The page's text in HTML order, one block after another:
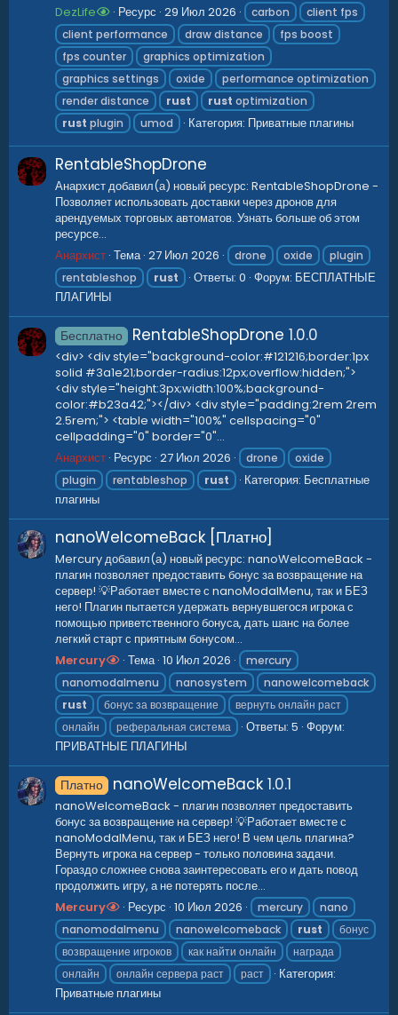
DezLife
Ресурс 29 Июл 2026 carbon
client fps
client performance
draw distance
fps boost
fps counter
graphics optimization
graphics settings
oxide
performance optimization
render distance
rust rust optimization
rust plugin umod Категория: Приватные плагины
RentableShopDrone
Анархист добавил(а) новый ресурс: RentableShopDrone -
Позволяет использовать доставки через дронов для
арендуемых торговых автоматов. Узнать больше об этом
ресурсе...
Анархист Тема 27 Июл 2026 drone oxide
plugin
rentableshop
rust Ответы: 0 Форум: БЕСПЛАТНЫЕ
ПЛАГИНЫ
Бесплатно RentableShopDrone 1.0.0
<div> <div style="background-color:#121216;border:1px
solid #3a1e21;border-radius:12px;overflow:hidden;">
<div style="height:3px;width:100%;background-
color:#b23a42;"></div> <div style="padding:2rem 2rem
2.5rem;"> <table width="100%" cellspacing="0"
cellpadding="0" border="0"...
Анархист Ресурс 27 Июл 2026 drone
oxide
plugin
rentableshop rust Категория: Бесплатные
плагины
nanoWelcomeBack [Платно]
Mercury добавил(а) новый ресурс: nanoWelcomeBack -
плагин позволяет предоставить бонус за возвращение на
сервер! 💡Работает вместе с nanoModalMenu, так и БЕЗ
него! Плагин пытается удержать вернувшегося игрока с
помощью приветственного бонуса, дать шанс на более
легкий старт с приятным бонусом...
Mercury
Тема 10 Июл 2026
mercury
nanomodalmenu
nanosystem
nanowelcomeback
rust
бонус за возвращение
вернуть онлайн раст
онлайн
реферальная система Ответы: 5 Форум:
ПРИВАТНЫЕ ПЛАГИНЫ
Платно nanoWelcomeBack 1.0.1
nanoWelcomeBack - плагин позволяет предоставить
бонус за возвращение на сервер! 💡Работает вместе с
nanoModalMenu, так и БЕЗ него! В чем цель плагина?
Вернуть игрока на сервер - только половина задачи.
Гораздо сложнее снова заинтересовать его и дать повод
продолжить игру, а не потерять после...
Mercury
Ресурс 10 Июл 2026 mercury
nano
nanomodalmenu
nanowelcomeback rust
бонус
возвращение игроков
как найти онлайн
награда
онлайн
онлайн сервера раст раст
Категория:
Приватные плагины